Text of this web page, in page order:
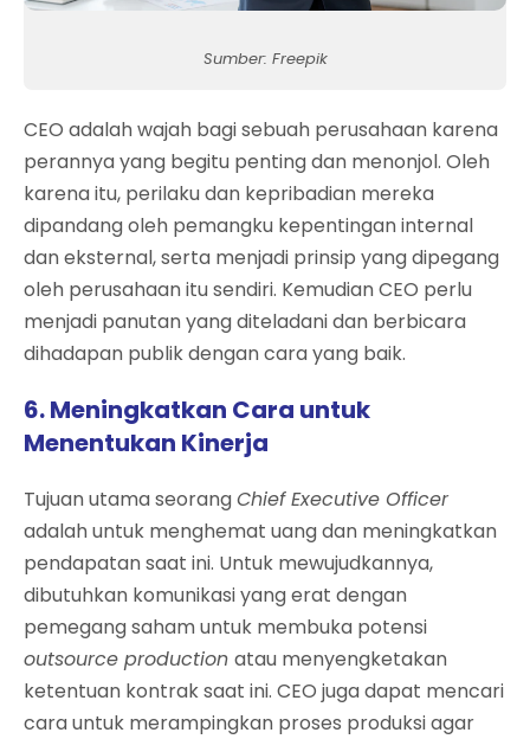
Sumber: Freepik
CEO adalah wajah bagi sebuah perusahaan karena
perannya yang begitu penting dan menonjol. Oleh
karena itu, perilaku dan kepribadian mereka
dipandang oleh pemangku kepentingan internal
dan eksternal, serta menjadi prinsip yang dipegang
oleh perusahaan itu sendiri. Kemudian CEO perlu
menjadi panutan yang diteladani dan berbicara
dihadapan publik dengan cara yang baik.
6. Meningkatkan Cara untuk
Menentukan Kinerja
Tujuan utama seorangChief Executive Officer
adalah untuk menghemat uang dan meningkatkan
pendapatan saat ini. Untuk mewujudkannya,
dibutuhkan komunikasi yang erat dengan
pemegang saham untuk membuka potensi
outsource production atau menyengketakan
ketentuan kontrak saat ini. CEO juga dapat mencari
cara untuk merampingkan proses produksi agar